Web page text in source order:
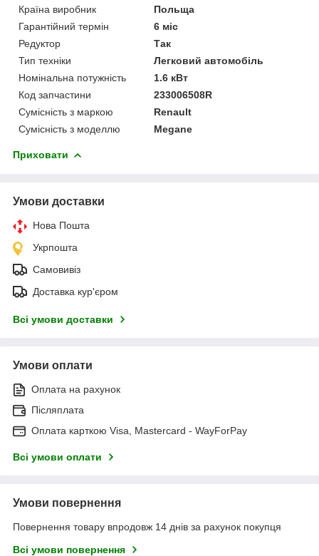
Країна виробник
Польща
Гарантійний термін
6 міс
Редуктор
Так
Тип техніки
Легковий автомобіль
Номінальна потужність
1.6 кВт
Код запчастини
233006508R
Сумісність з маркою
Renault
Сумісність з моделлю
Megane
Приховати
Умови доставки
Нова Пошта
Укрпошта
Самовивіз
Доставка кур'єром
Всі умови доставки
Умови оплати
Оплата на рахунок
Післяплата
Оплата карткою Visa, Mastercard - WayForPay
Всі умови оплати
Умови повернення
Повернення товару впродовж 14 днів за рахунок покупця
Всі умови повернення